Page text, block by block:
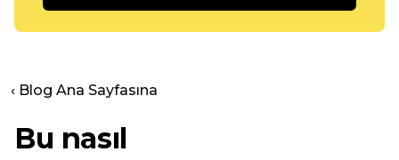
‹ Blog Ana Sayfasına
Bu nasıl